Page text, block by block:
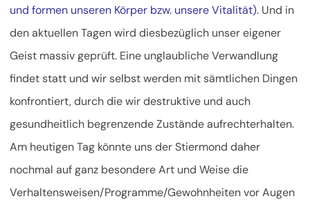
und formen unseren Körper bzw. unsere Vitalität). Und in
den aktuellen Tagen wird diesbezüglich unser eigener
Geist massiv geprüft. Eine unglaubliche Verwandlung
findet statt und wir selbst werden mit sämtlichen Dingen
konfrontiert, durch die wir destruktive und auch
gesundheitlich begrenzende Zustände aufrechterhalten.
Am heutigen Tag könnte uns der Stiermond daher
nochmal auf ganz besondere Art und Weise die
Verhaltensweisen/Programme/Gewohnheiten vor Augen